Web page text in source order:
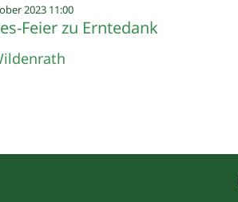
2023 11:00:
Feier zu Erntedank